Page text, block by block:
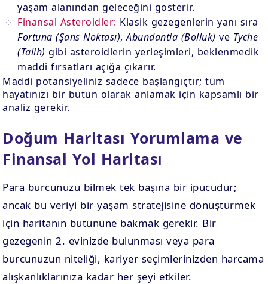
yaşam alanından geleceğini gösterir.
Finansal Asteroidler: Klasik gezegenlerin yanı sıra
Fortuna (Şans Noktası),Abundantia (Bolluk) ve Tyche
(Talih) gibi asteroidlerin yerleşimleri, beklenmedik
maddi fırsatları açığa çıkarır.
Maddi potansiyeliniz sadece başlangıçtır; tüm
hayatınızı bir bütün olarak anlamak için kapsamlı bir
analiz gerekir.
Doğum Haritası Yorumlama ve
Finansal Yol Haritası
Para burcunuzu bilmek tek başına bir ipucudur;
ancak bu veriyi bir yaşam stratejisine dönüştürmek
için haritanın bütününe bakmak gerekir. Bir
gezegenin 2. evinizde bulunması veya para
burcunuzun niteliği, kariyer seçimlerinizden harcama
alışkanlıklarınıza kadar her şeyi etkiler.